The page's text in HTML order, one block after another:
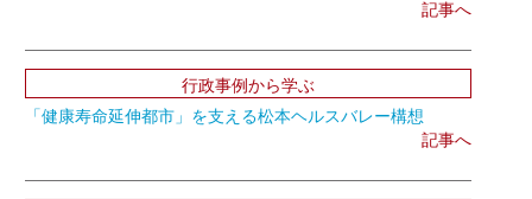
記事へ
行政事例から学ぶ
「健康寿命延伸都市」を支える松本ヘルスバレー構想
記事へ